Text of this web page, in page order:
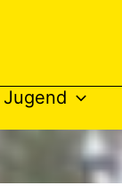
Jugend